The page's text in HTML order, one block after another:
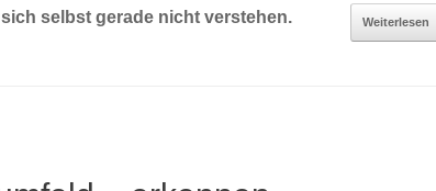
selbst gerade nicht verstehen.
Weiterlesen